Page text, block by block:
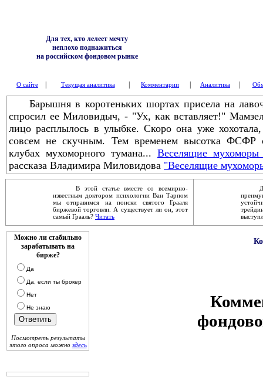
Для тех, кто лелеет мечту
неплохо поднажиться
на российском фондовом рынке
О сайте Текущая аналитика Комментарии Аналитика
Барышня в коротеньких шортах присела на
спросил ее Миловидыч, - "Ух, как вставляет!"
лицо расплылось в улыбке. Скоро она уже
совсем не скучным. Тем временем высотка ФСФР
клубах мухоморного тумана... Веселящие мухоморы
рассказа Владимира Миловидова "Веселящие
В этой статье вместе со всемирно-
известным доктором психологии Ван Тарпом
мы отправимся на поиски святого Грааля
биржевой торговли. А существует ли он, этот
самый Грааль? Читать
Можно ли стабильно
зарабатывать на
бирже?
Да
Да, если ты брокер
Нет
Не знаю
Посмотреть результаты
этого опроса можно здесь